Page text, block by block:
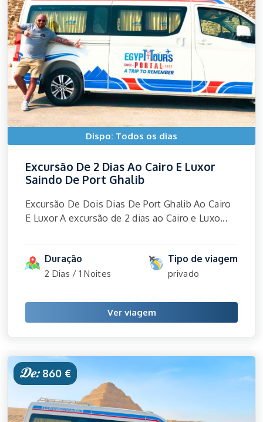
Dispo: Todos os dias
Excursão De 2 Dias Ao Cairo E Luxor
Saindo De Port Ghalib
Excursão De Dois Dias De Port Ghalib Ao Cairo
E Luxor A excursão de 2 dias ao Cairo e Luxo...
Duração
2 Dias / 1 Noites
Tipo de viagem
privado
Ver viagem
De:860 €